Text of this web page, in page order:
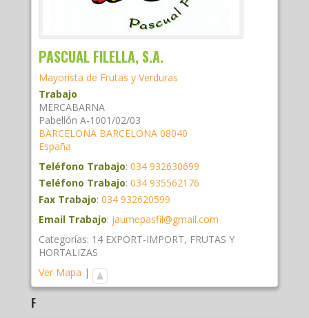
PASCUAL FILELLA, S.A.
Mayorista de Frutas y Verduras
Trabajo
MERCABARNA
Pabellón A-1001/02/03
BARCELONA BARCELONA 08040
España
Teléfono Trabajo: 034 932630699
Teléfono Trabajo: 034 935562176
Fax Trabajo: 034 932620599
Email Trabajo: jaumepasfil@gmail.com
Categorías: 14 EXPORT-IMPORT, FRUTAS Y
HORTALIZAS
Ver Mapa |
F